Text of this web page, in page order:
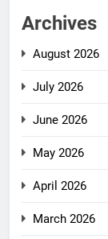
Archives
August 2026
July 2026
June 2026
May 2026
April 2026
March 2026